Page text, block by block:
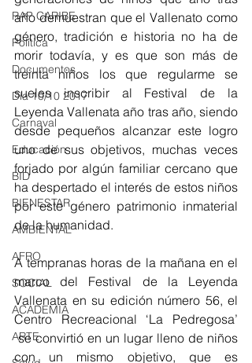
RAP CARIBE
Política
Documentos
Día 10/10 2017
Carnaval
Educación
BID
BIENESTAR
AMBIENTAL
AFRO
SOCIAL
ACADEMIA
ARTE
año demuestran que el Vallenato como
género, tradición e historia no ha de
morir todavía, y es que son más de
treinta niños los que regularme se
sueles inscribir al Festival de la
Leyenda Vallenata año tras año, siendo
desde pequeños alcanzar este logro
uno de sus objetivos, muchas veces
forjado por algún familiar cercano que
ha despertado el interés de estos niños
por este género patrimonio inmaterial
de la humanidad.
A tempranas horas de la mañana en el
marco del Festival de la Leyenda
Vallenata en su edición número 56, el
Centro Recreacional ‘La Pedregosa’
se convirtió en un lugar lleno de niños
con un mismo objetivo, que es